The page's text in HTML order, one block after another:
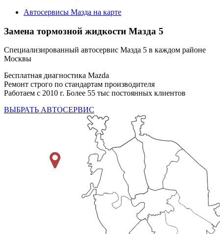
Автосервисы Мазда на карте
Замена тормозной жидкости Мазда 5
Специализированный автосервис Мазда 5 в каждом районе
Москвы
Бесплатная диагностика Mazda
Ремонт строго по стандартам производителя
Работаем с 2010 г. Более 55 тыс постоянных клиентов
ВЫБРАТЬ АВТОСЕРВИС